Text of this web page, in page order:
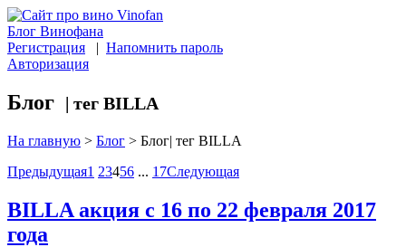
Блог Винофана
Регистрация | Напомнить пароль
Авторизация
Блог | тег BILLA
На главную > Блог > Блог| тег BILLA
Предыдущая1 23456 ... 17Следующая
BILLA акция с 16 по 22 февраля 2017
года